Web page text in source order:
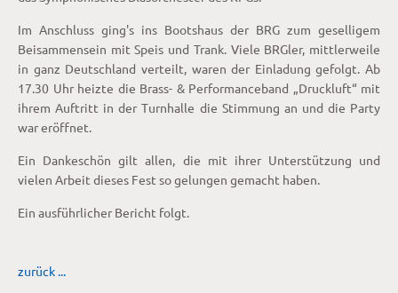
Im Anschluss ging's ins Bootshaus der BRG zum geselligem
Beisammensein mit Speis und Trank. Viele BRGler, mittlerweile
in ganz Deutschland verteilt, waren der Einladung gefolgt. Ab
17.30 Uhr heizte die Brass- & Performanceband „Druckluft“ mit
ihrem Auftritt in der Turnhalle die Stimmung an und die Party
war eröffnet.
Ein Dankeschön gilt allen, die mit ihrer Unterstützung und
vielen Arbeit dieses Fest so gelungen gemacht haben.
Ein ausführlicher Bericht folgt.
zurück ...